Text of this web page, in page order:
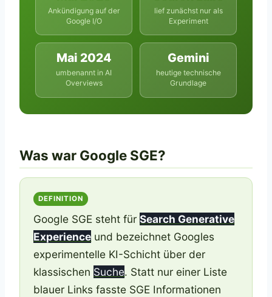
Ankündigung auf der
Google I/O
lief zunächst nur als
Experiment
Mai 2024
umbenannt in AI
Overviews
Gemini
heutige technische
Grundlage
Was war Google SGE?
DEFINITION
Google SGE steht fürSearch Generative
Experience und bezeichnet Googles
experimentelle KI-Schicht über der
klassischen Suche. Statt nur einer Liste
blauer Links fasste SGE Informationen